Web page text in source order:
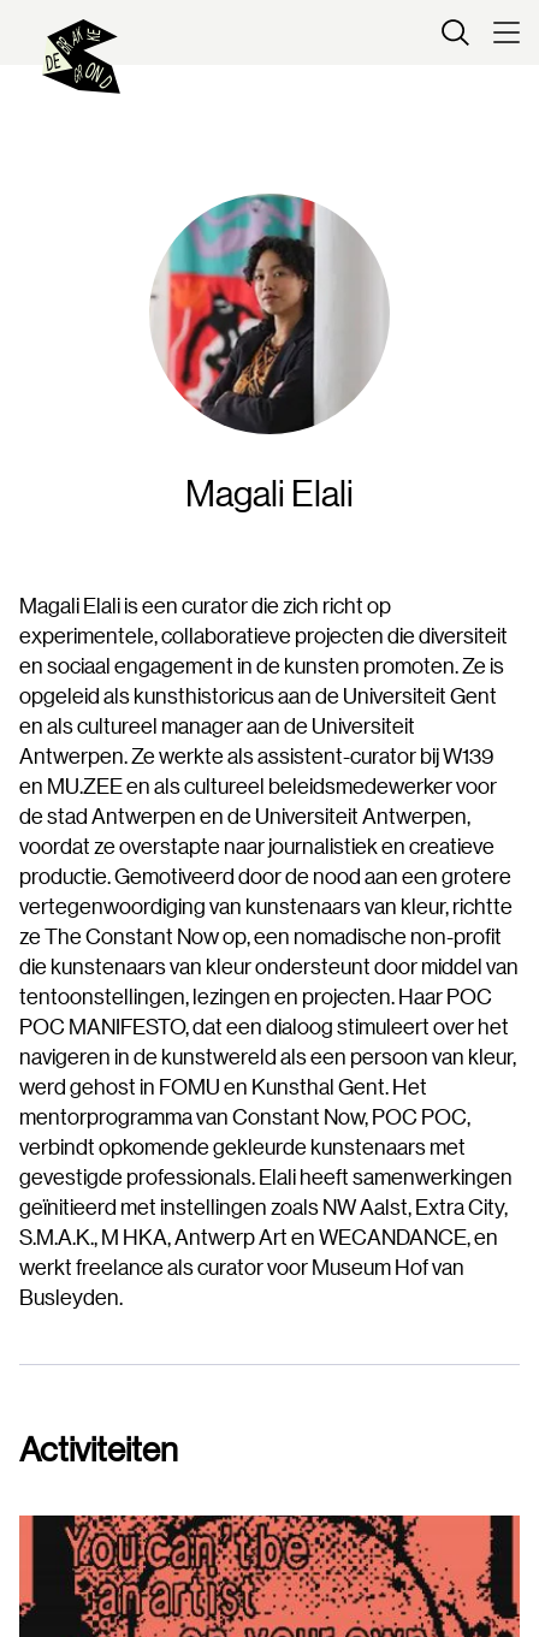
Magali Elali
Magali Elali is een curator die zich richt op
experimentele, collaboratieve projecten die diversiteit
en sociaal engagement in de kunsten promoten. Ze is
opgeleid als kunsthistoricus aan de Universiteit Gent
en als cultureel manager aan de Universiteit
Antwerpen. Ze werkte als assistent-curator bij W139
en MU.ZEE en als cultureel beleidsmedewerker voor
de stad Antwerpen en de Universiteit Antwerpen,
voordat ze overstapte naar journalistiek en creatieve
productie. Gemotiveerd door de nood aan een grotere
vertegenwoordiging van kunstenaars van kleur, richtte
ze The Constant Now op, een nomadische non-profit
die kunstenaars van kleur ondersteunt door middel van
tentoonstellingen, lezingen en projecten. Haar POC
POC MANIFESTO, dat een dialoog stimuleert over het
navigeren in de kunstwereld als een persoon van kleur,
werd gehost in FOMU en Kunsthal Gent. Het
mentorprogramma van Constant Now, POC POC,
verbindt opkomende gekleurde kunstenaars met
gevestigde professionals. Elali heeft samenwerkingen
geïnitieerd met instellingen zoals NW Aalst, Extra City,
S.M.A.K., M HKA, Antwerp Art en WECANDANCE, en
werkt freelance als curator voor Museum Hof van
Busleyden.
Activiteiten